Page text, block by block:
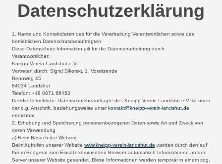
Datenschutzerklärung
1. Name und Kontaktdaten des für die Verarbeitung Verantwortlichen sowie des
betrieblichen Datenschutzbeauftragten
Diese Datenschutz-Information gilt für die Datenverarbeitung durch:
Verantwortlicher:
Kneipp Verein Landshut e.V.
Vertreten durch: Sigrid Sikorski, 1. Vorsitzende
Rennweg 45
84034 Landshut
Telefon: +49 0871 66453
Der/die betriebliche Datenschutzbeauftragte des Kneipp Verein Landshut e.V. ist unter
der o.g. Anschrift, beziehungsweise unterkontakt@kneipp-verein-landshut.de
erreichbar.
2. Erhebung und Speicherung personenbezogener Daten sowie Art und Zweck von
deren Verwendung
a) Beim Besuch der Website
Beim Aufrufen unserer Website www.kneipp-verein-landshut.de werden durch den auf
Ihrem Endgerät zum Einsatz kommenden Browser automatisch Informationen an den
Server unserer Website gesendet. Diese Informationen werden temporär in einem sog.